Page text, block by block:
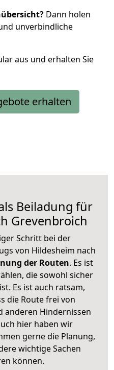
Dann holen
unverbindliche
aus und erhalten Sie
erhalten
Beiladung für
Grevenbroich
Schritt bei der
von Hildesheim nach
der Routen. Es ist
die sowohl sicher
Es ist auch ratsam,
die Route frei von
anderen Hindernissen
hier haben wir
gerne die Planung,
wichtige Sachen
können.